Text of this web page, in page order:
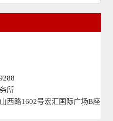
所
西路1602号宏汇国际广场B座